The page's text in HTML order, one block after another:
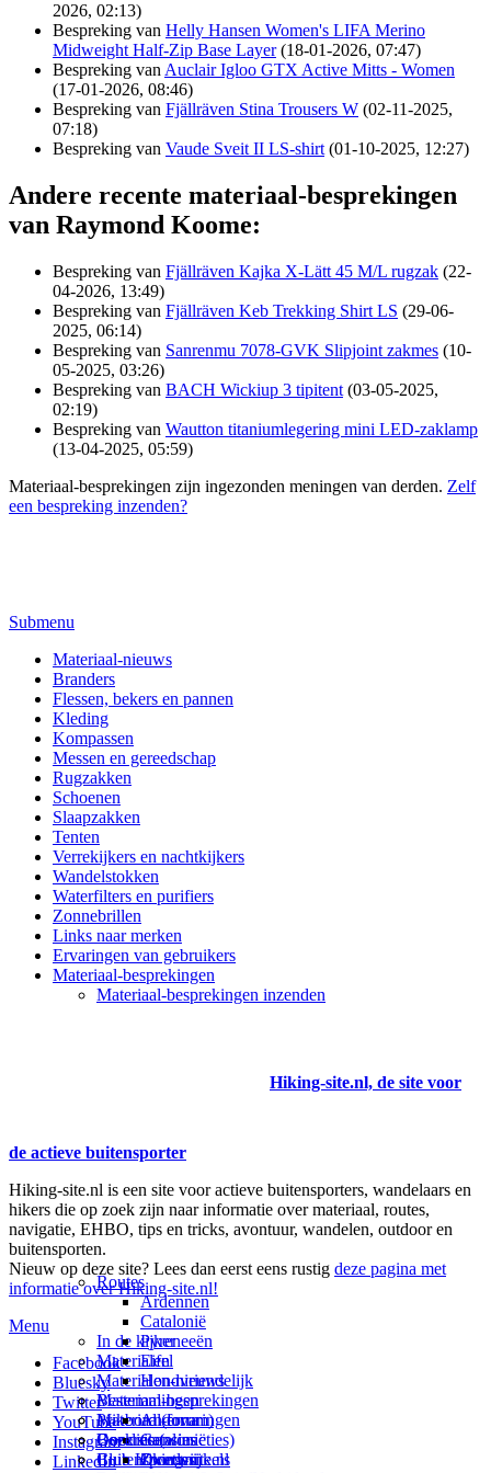
2026, 02:13)
Bespreking van Helly Hansen Women's LIFA Merino
Midweight Half-Zip Base Layer (18-01-2026, 07:47)
Bespreking van Auclair Igloo GTX Active Mitts - Women
(17-01-2026, 08:46)
Bespreking van Fjällräven Stina Trousers W (02-11-2025,
07:18)
Bespreking van Vaude Sveit II LS-shirt (01-10-2025, 12:27)
Andere recente materiaal-besprekingen
van Raymond Koome:
Bespreking van Fjällräven Kajka X-Lätt 45 M/L rugzak (22-
04-2026, 13:49)
Bespreking van Fjällräven Keb Trekking Shirt LS (29-06-
2025, 06:14)
Bespreking van Sanrenmu 7078-GVK Slipjoint zakmes (10-
05-2025, 03:26)
Bespreking van BACH Wickiup 3 tipitent (03-05-2025,
02:19)
Bespreking van Wautton titaniumlegering mini LED-zaklamp
(13-04-2025, 05:59)
Materiaal-besprekingen zijn ingezonden meningen van derden. Zelf
een bespreking inzenden?
Submenu
Materiaal-nieuws
Branders
Flessen, bekers en pannen
Kleding
Kompassen
Messen en gereedschap
Rugzakken
Schoenen
Slaapzakken
Tenten
Verrekijkers en nachtkijkers
Wandelstokken
Waterfilters en purifiers
Zonnebrillen
Links naar merken
Ervaringen van gebruikers
Materiaal-besprekingen
Materiaal-besprekingen inzenden
Hiking-site.nl, de site voor
de actieve buitensporter
Hiking-site.nl is een site voor actieve buitensporters, wandelaars en
hikers die op zoek zijn naar informatie over materiaal, routes,
navigatie, EHBO, tips en tricks, avontuur, wandelen, outdoor en
buitensporten.
Nieuw op deze site? Lees dan eerst eens rustig deze pagina met
informatie over Hiking-site.nl!
Menu
Facebook
Bluesky
Twitter
YouTube
Instagram
LinkedIn
Prikbord (forum)
Goodies (winacties)
Club Hiking-site.nl
In de kijker
Materialen
Materialen-nieuws
Materiaal-besprekingen
Materiaal-ervaringen
Boekrecensies
Buitensportwinkels
Routes
Ardennen
Catalonië
Pyreneeën
Eifel
Hondvriendelijk
Bestemmingen
Andorra
Catalonië
Zweden
Deze site
Over mij